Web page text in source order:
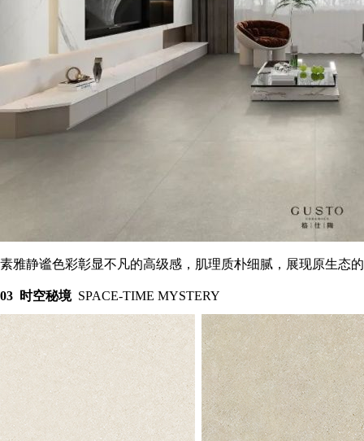
素雅静谧色彩彰显不凡的高级感，肌理质朴细腻，展现原生态
03 时空秘境SPACE-TIME MYSTERY